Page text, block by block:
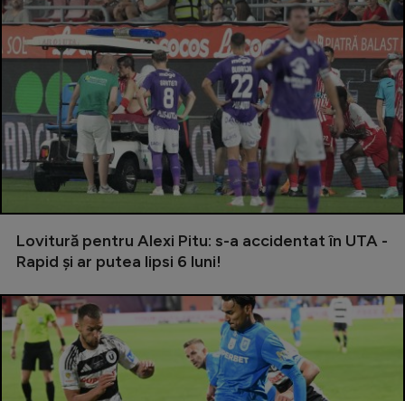
Alte sporturi
JO 2024
JO 2026
Creează cont
Lovitură pentru Alexi Pitu: s-a accidentat în UTA -
Rapid și ar putea lipsi 6 luni!